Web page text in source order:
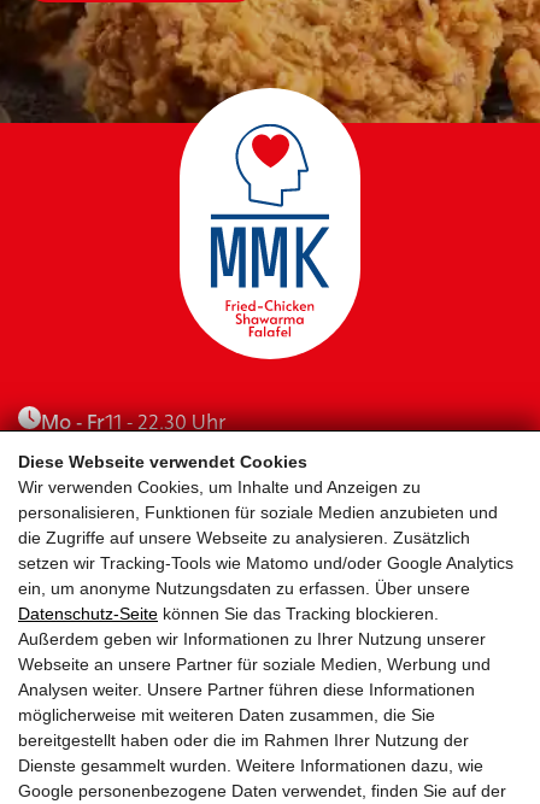
Diese Webseite verwendet Cookies
Wir verwenden Cookies, um Inhalte und Anzeigen zu
personalisieren, Funktionen für soziale Medien anzubieten und
die Zugriffe auf unsere Webseite zu analysieren. Zusätzlich
setzen wir Tracking-Tools wie Matomo und/oder Google Analytics
ein, um anonyme Nutzungsdaten zu erfassen. Über unsere
Datenschutz-Seite können Sie das Tracking blockieren.
Außerdem geben wir Informationen zu Ihrer Nutzung unserer
Webseite an unsere Partner für soziale Medien, Werbung und
Analysen weiter. Unsere Partner führen diese Informationen
möglicherweise mit weiteren Daten zusammen, die Sie
bereitgestellt haben oder die im Rahmen Ihrer Nutzung der
Dienste gesammelt wurden. Weitere Informationen dazu, wie
Google personenbezogene Daten verwendet, finden Sie auf der
Mo - Fr11 - 22.30 Uhr
Sa - So 11 - 22.30 Uhr
Kitzsteinhornstraße 11
5700 Zell am See
Lieferservice
Lieferung in Zell am See, Kaprun & Bruck
Jetzt bestellen